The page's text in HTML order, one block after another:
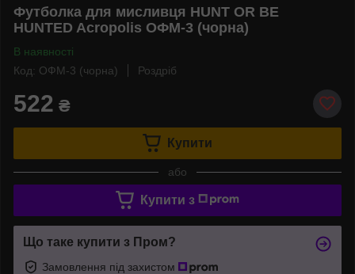
Футболка для мисливця HUNT OR BE
HUNTED Acropolis ОФМ-3 (чорна)
В наявності
Код: ОФМ-3 (чорна)
Роздріб
522 ₴
Купити
або
Купити з
Що таке купити з Пром?
Замовлення під захистом